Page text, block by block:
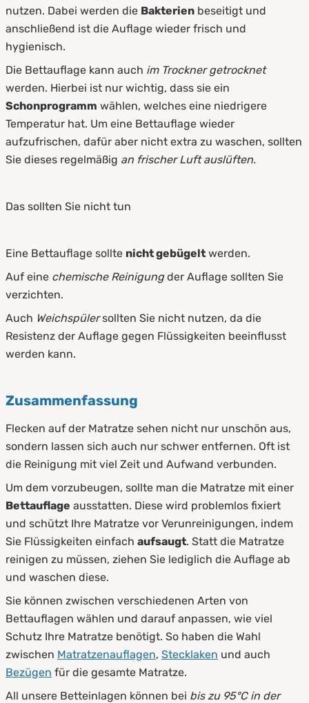
nutzen. Dabei werden die Bakterien beseitigt und
anschließend ist die Auflage wieder frisch und
hygienisch.
Die Bettauflage kann auch im Trockner getrocknet
werden. Hierbei ist nur wichtig, dass sie ein
Schonprogramm wählen, welches eine niedrigere
Temperatur hat. Um eine Bettauflage wieder
aufzufrischen, dafür aber nicht extra zu waschen, sollten
Sie dieses regelmäßig an frischer Luft auslüften.
Das sollten Sie nicht tun
Eine Bettauflage sollte nicht gebügelt werden.
Auf eine chemische Reinigungder Auflage sollten Sie
verzichten.
Auch Weichspülersollten Sie nicht nutzen, da die
Resistenz der Auflage gegen Flüssigkeiten beeinflusst
werden kann.
Zusammenfassung
Flecken auf der Matratze sehen nicht nur unschön aus,
sondern lassen sich auch nur schwer entfernen. Oft ist
die Reinigung mit viel Zeit und Aufwand verbunden.
Um dem vorzubeugen, sollte man die Matratze mit einer
Bettauflage ausstatten. Diese wird problemlos fixiert
und schützt Ihre Matratze vor Verunreinigungen, indem
Sie Flüssigkeiten einfach aufsaugt. Statt die Matratze
reinigen zu müssen, ziehen Sie lediglich die Auflage ab
und waschen diese.
Sie können zwischen verschiedenen Arten von
Bettauflagen wählen und darauf anpassen, wie viel
Schutz Ihre Matratze benötigt. So haben die Wahl
zwischen Matratzenauflagen, Stecklaken und auch
Bezügen für die gesamte Matratze.
All unsere Betteinlagen können bei bis zu 95°C in der